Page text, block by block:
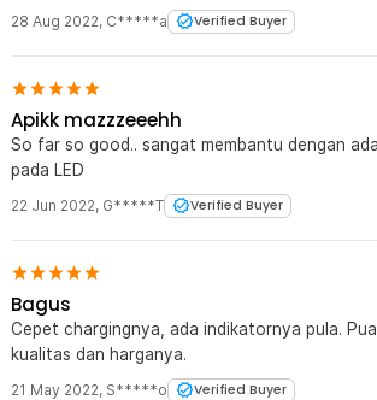
28 Aug 2022, C*****a Verified Buyer
Apikk mazzzeeehh
So far so good.. sangat membantu dengan
pada LED
22 Jun 2022, G*****T Verified Buyer
Bagus
Cepet chargingnya, ada indikatornya pula.
kualitas dan harganya.
21 May 2022, S*****o Verified Buyer